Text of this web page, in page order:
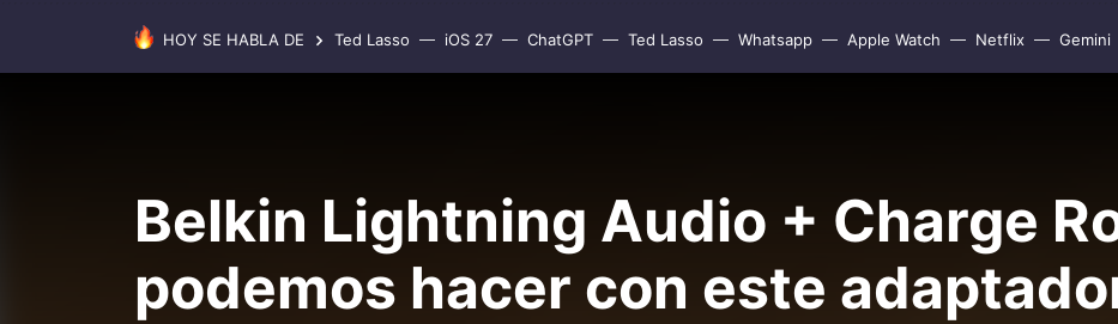
HOY SE HABLA DE Ted Lasso iOS 27 ChatGPT Ted Lasso Whatsapp Apple Watch Netflix Gemini
Belkin Lightning Audio + Charge
podemos hacer con este